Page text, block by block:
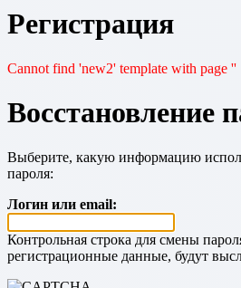
Регистрация
Cannot find 'new2' template with page ''
Восстановление
Выберите, какую информацию
пароля:
Логин или email:
Контрольная строка для смены
регистрационные данные, будут